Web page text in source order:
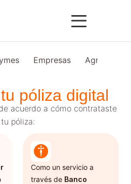
Empresas Agro
póliza digital
acuerdo a cómo contrataste
tu póliza:
Como un servicio a
través de Banco